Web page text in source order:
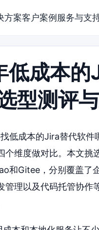
方案客户案例 服务与支
成本的
型测评
低成本的Jira替代软件
个维度做对比。本文挑
和Gitee，分别覆盖了
管理以及代码托管协作